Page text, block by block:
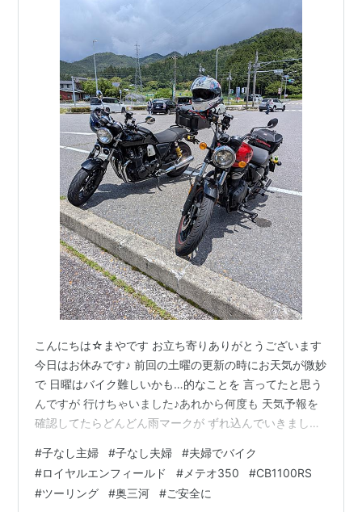
こんにちは☆まやです お立ち寄りありがとうございます
今日はお休みです♪ 前回の土曜の更新の時にお天気が微妙
で 日曜はバイク難しいかも…的なことを 言ってたと思う
んですが 行けちゃいました♪あれから何度も 天気予報を
確認してたらどんどん雨マークが ずれ込んでいきまして
たいな感じになってましたそして翌日起きたら 夜降って
た雨はやんでました!! これは遠出は危ないけど 近場の山
なら行けるんじゃない!?? ということで速攻で準備をしま
#子なし主婦 #子なし夫婦 #夫婦でバイク
#ロイヤルエンフィールド # メテオ350 #CB1100RS
#ツーリング #奥三河 #ご安全に